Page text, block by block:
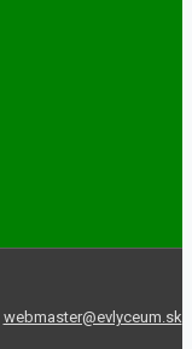
webmaster@evlyceum.sk